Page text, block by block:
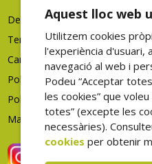
Deixeu-nos la vostra opinió
Termes d'ús
Canal denúncies
Política de privacitat
Política de cookies
Mapa web
Aquest lloc web
Utilitzem cookies
l'experiència d'usuari,
navegació al web i
Podeu “Acceptar
les cookies” que
totes” (excepte les
necessàries).
cookies per obtenir